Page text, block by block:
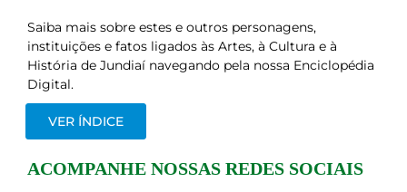
Saiba mais sobre estes e outros personagens,
instituições e fatos ligados às Artes, à Cultura e à
História de Jundiaí navegando pela nossa Enciclopédia
Digital.
VER ÍNDICE
ACOMPANHE NOSSAS REDES SOCIAIS